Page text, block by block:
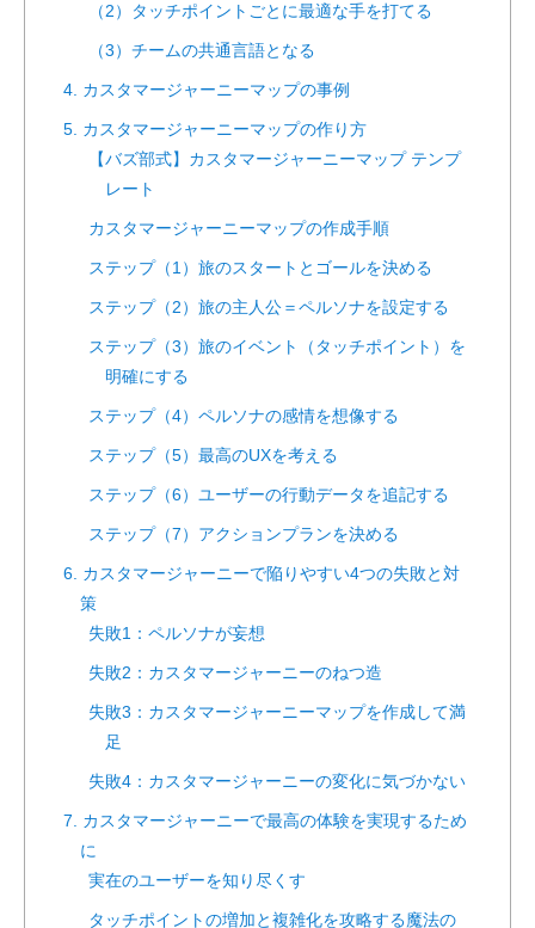
（2）タッチポイントごとに最適な手を打てる
（3）チームの共通言語となる
4. カスタマージャーニーマップの事例
5. カスタマージャーニーマップの作り方
【バズ部式】カスタマージャーニーマップ テンプ
レート
カスタマージャーニーマップの作成手順
ステップ（1）旅のスタートとゴールを決める
ステップ（2）旅の主人公＝ペルソナを設定する
ステップ（3）旅のイベント（タッチポイント）を
明確にする
ステップ（4）ペルソナの感情を想像する
ステップ（5）最高のUXを考える
ステップ（6）ユーザーの行動データを追記する
ステップ（7）アクションプランを決める
6. カスタマージャーニーで陥りやすい4つの失敗と対
策
失敗1：ペルソナが妄想
失敗2：カスタマージャーニーのねつ造
失敗3：カスタマージャーニーマップを作成して満
足
失敗4：カスタマージャーニーの変化に気づかない
7. カスタマージャーニーで最高の体験を実現するため
に
実在のユーザーを知り尽くす
タッチポイントの増加と複雑化を攻略する魔法の